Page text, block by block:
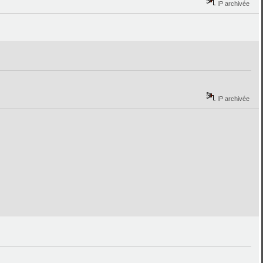
IP archivée
IP archivée